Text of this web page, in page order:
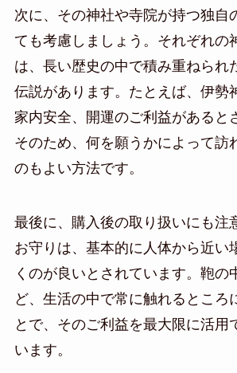
次に、その神社や寺院が持つ独自
ても考慮しましょう。それぞれの
は、長い歴史の中で積み重ねられ
伝説があります。たとえば、伊勢
家内安全、開運のご利益があると
そのため、何を願うかによって訪
のもよい方法です。
最後に、購入後の取り扱いにも注
お守りは、基本的に人体から近い
くのが良いとされています。鞄の
ど、生活の中で常に触れるところ
とで、そのご利益を最大限に活用
います。